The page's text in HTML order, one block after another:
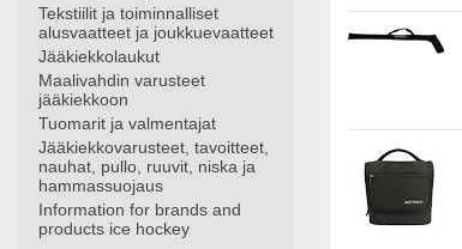
Tekstiilit ja toiminnalliset
alusvaatteet ja joukkuevaatteet
Jääkiekkolaukut
Maalivahdin varusteet
jääkiekkoon
Tuomarit ja valmentajat
Jääkiekkovarusteet, tavoitteet,
nauhat, pullo, ruuvit, niska ja
hammassuojaus
Information for brands and
products ice hockey